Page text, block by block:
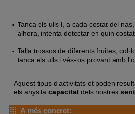
Tanca els ulls i, a cada costat del
alhora, intenta detectar en quin
Talla trossos de diferents fruites,
tanca els ulls i vés-los provant amb
Aquest tipus d'activitats et poden
els anys la capacitat dels nostres
A més concret: